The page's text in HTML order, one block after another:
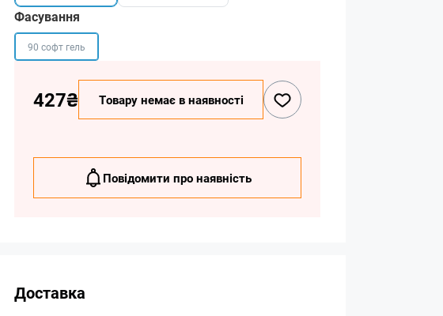
Фасування
90 софт гель
427₴ Товару немає в наявності
Повідомити про наявність
Доставка